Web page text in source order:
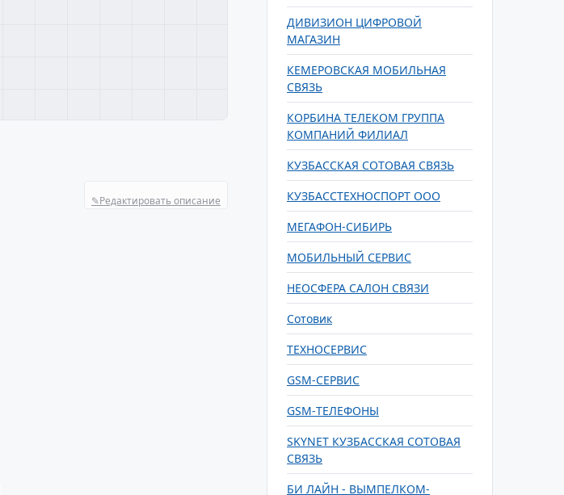
✎Редактировать описание
ДИВИЗИОН ЦИФРОВОЙ
МАГАЗИН
КЕМЕРОВСКАЯ МОБИЛЬНАЯ
СВЯЗЬ
КОРБИНА ТЕЛЕКОМ ГРУППА
КОМПАНИЙ ФИЛИАЛ
КУЗБАССКАЯ СОТОВАЯ СВЯЗЬ
КУЗБАССТЕХНОСПОРТ ООО
МЕГАФОН-СИБИРЬ
МОБИЛЬНЫЙ СЕРВИС
НЕОСФЕРА САЛОН СВЯЗИ
Сотовик
ТЕХНОСЕРВИС
GSM-СЕРВИС
GSM-ТЕЛЕФОНЫ
SKYNET КУЗБАССКАЯ СОТОВАЯ
СВЯЗЬ
БИ ЛАЙН - ВЫМПЕЛКОМ-